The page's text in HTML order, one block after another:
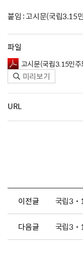
붙임 : 고시문(국립3.15
파일
고시문(국립3.15민
미리보기
URL
이전글
다음글